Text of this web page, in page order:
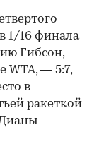
1/16 финала
Гибсон,
WTA, — 5:7,
в
ракеткой